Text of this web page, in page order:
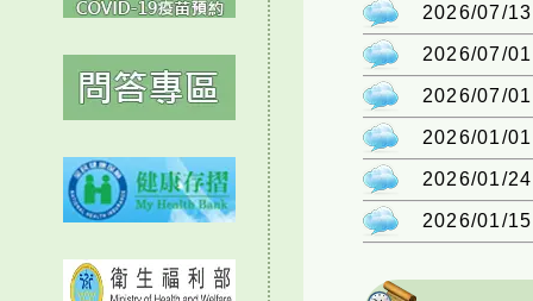
2026/07/13
2026/07/01
2026/07/01
2026/01/01
2026/01/24
2026/01/15